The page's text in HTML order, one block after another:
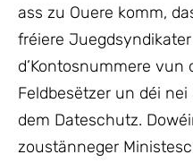
ass zu Ouere komm,
fréiere
d’Kontosnummere vun
Feldbesëtzer un déi
dem Dateschutz.
zoustänneger